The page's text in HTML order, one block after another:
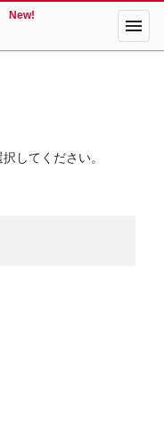
New! menu
してください。